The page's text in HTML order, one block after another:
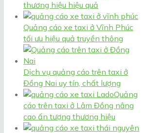
thương hiệu hiệu quả
Quảng cáo xe taxi ở Vĩnh Phúc
tối ưu hiệu quả truyền thông
Dịch vụ quảng cáo trên taxi ở
Đồng Nai uy tín, chất lượng
Quảng
cáo trên taxi ở Lâm Đồng nâng
cao ấn tượng thương hiệu